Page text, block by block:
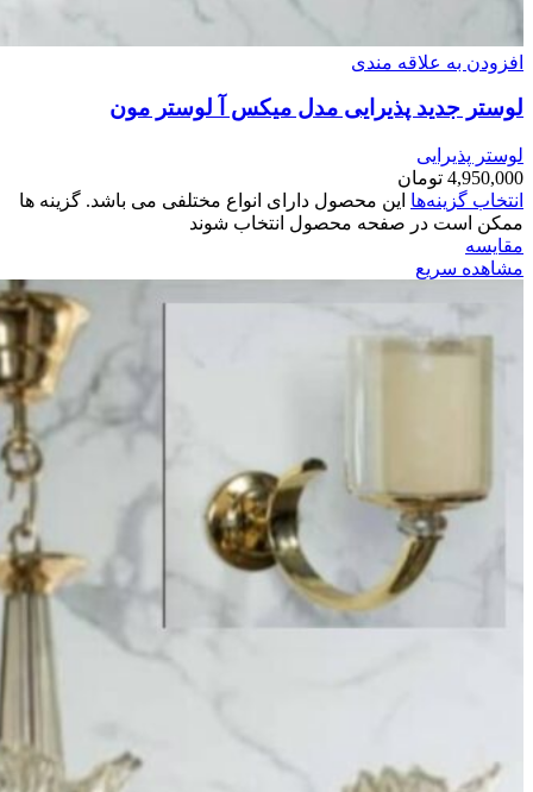
افزودن به علاقه مندی
لوستر جدید پذیرایی مدل میکس آ لوستر مون
لوستر پذیرایی
4,950,000 تومان
انتخاب گزینه‌ها این محصول دارای انواع مختلفی می باشد. گزینه ها
ممکن است در صفحه محصول انتخاب شوند
مقایسه
مشاهده سریع